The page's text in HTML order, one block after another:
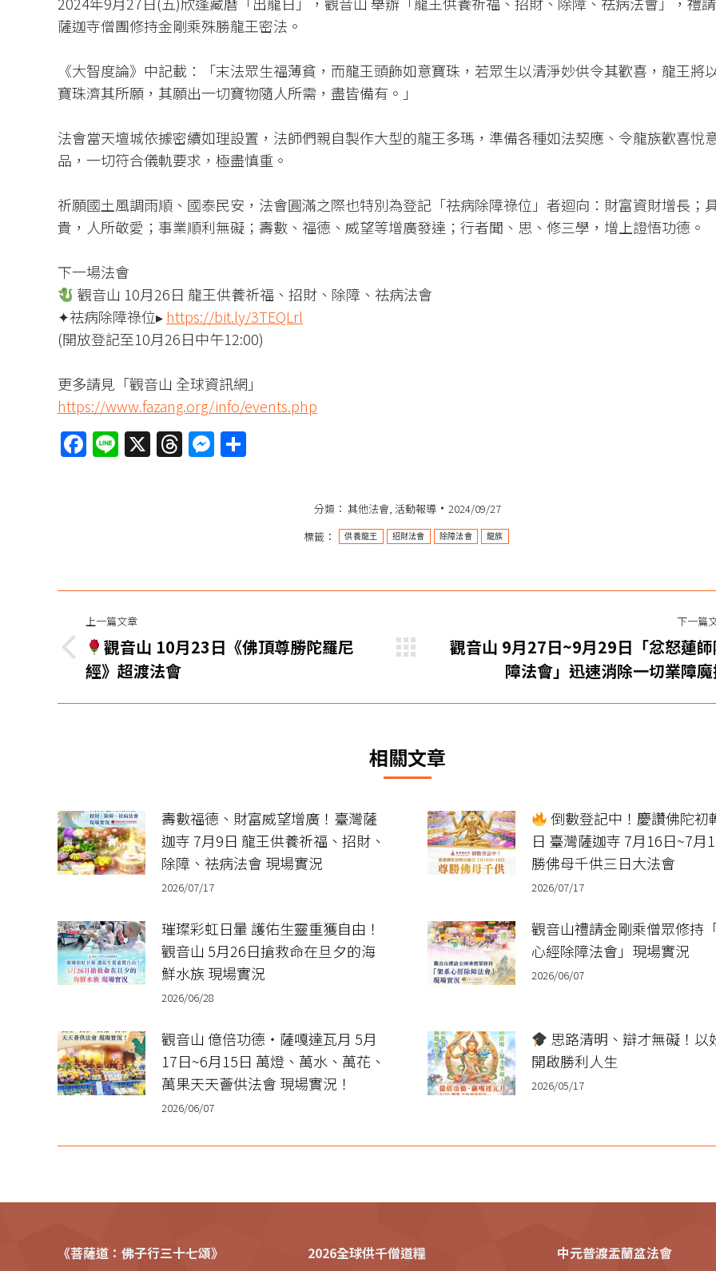
薩迦寺僧團修持金剛乘殊勝龍王密法。
《大智度論》中記載：「末法眾生福薄貧，而龍王頭飾如意寶珠，若眾生以清淨妙供令其歡喜，龍王將
寶珠濟其所願，其願出一切寶物隨人所需，盡皆備有。」
法會當天壇城依據密續如理設置，法師們親自製作大型的龍王多瑪，準備各種如法契應、令龍族歡喜悅
品，一切符合儀軌要求，極盡慎重。
祈願國土風調雨順、國泰民安，法會圓滿之際也特別為登記「祛病除障祿位」者迴向：財富資財增長；
貴，人所敬愛；事業順利無礙；壽數、福德、威望等增廣發達；行者聞、思、修三學，增上證悟功德。
下一場法會
觀音山 10月26日 龍王供養祈福、招財、除障、祛病法會
✦祛病除障祿位▸https://bit.ly/3TEQLrl
(開放登記至10月26日中午12:00)
更多請見「觀音山 全球資訊網」
https://www.fazang.org/info/events.php
Facebook
Line
X Threads
Messenger
分類： 其他法會, 活動報導
2024/09/27
標籤：
供養龍王 招財法會 除障法會 龍族
章
航
上一篇文章
上
一
篇
觀音山 10月23日《佛頂尊勝陀羅尼
經》超渡法會
下一篇
下
篇
章：
觀音山 9月27日~9月29日「忿怒蓮
障法會」迅速消除一切業障
相關文章
壽數福德、財富威望增廣！臺灣薩
迦寺 7月9日 龍王供養祈福、招財、
除障、祛病法會 現場實況
2026/07/17
倒數登記中！慶讚佛陀初
日 臺灣薩迦寺 7月16日~7月
勝佛母千供三日大法會
2026/07/17
璀璨彩虹日暈 護佑生靈重獲自由！
觀音山 5月26日搶救命在旦夕的海
鮮水族 現場實況
2026/06/28
觀音山禮請金剛乘僧眾修持
心經除障法會」現場實況
2026/06/07
觀音山 億倍功德‧薩嘎達瓦月 5月
17日~6月15日 萬燈、萬水、萬花、
萬果天天薈供法會 現場實況！
2026/06/07
思路清明、辯才無礙！以
開啟勝利人生
2026/05/17
《菩薩道：佛子行三十七頌》 2026全球供千僧道糧 中元普渡盂蘭盆法會